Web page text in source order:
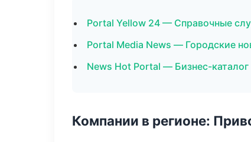
Portal Yellow 24 — Справочные
Portal Media News — Городские
News Hot Portal — Бизнес-каталог
Компании в регионе: